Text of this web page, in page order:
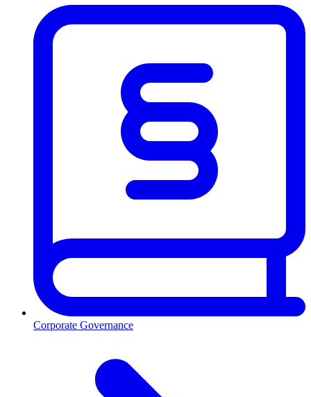
Corporate Governance